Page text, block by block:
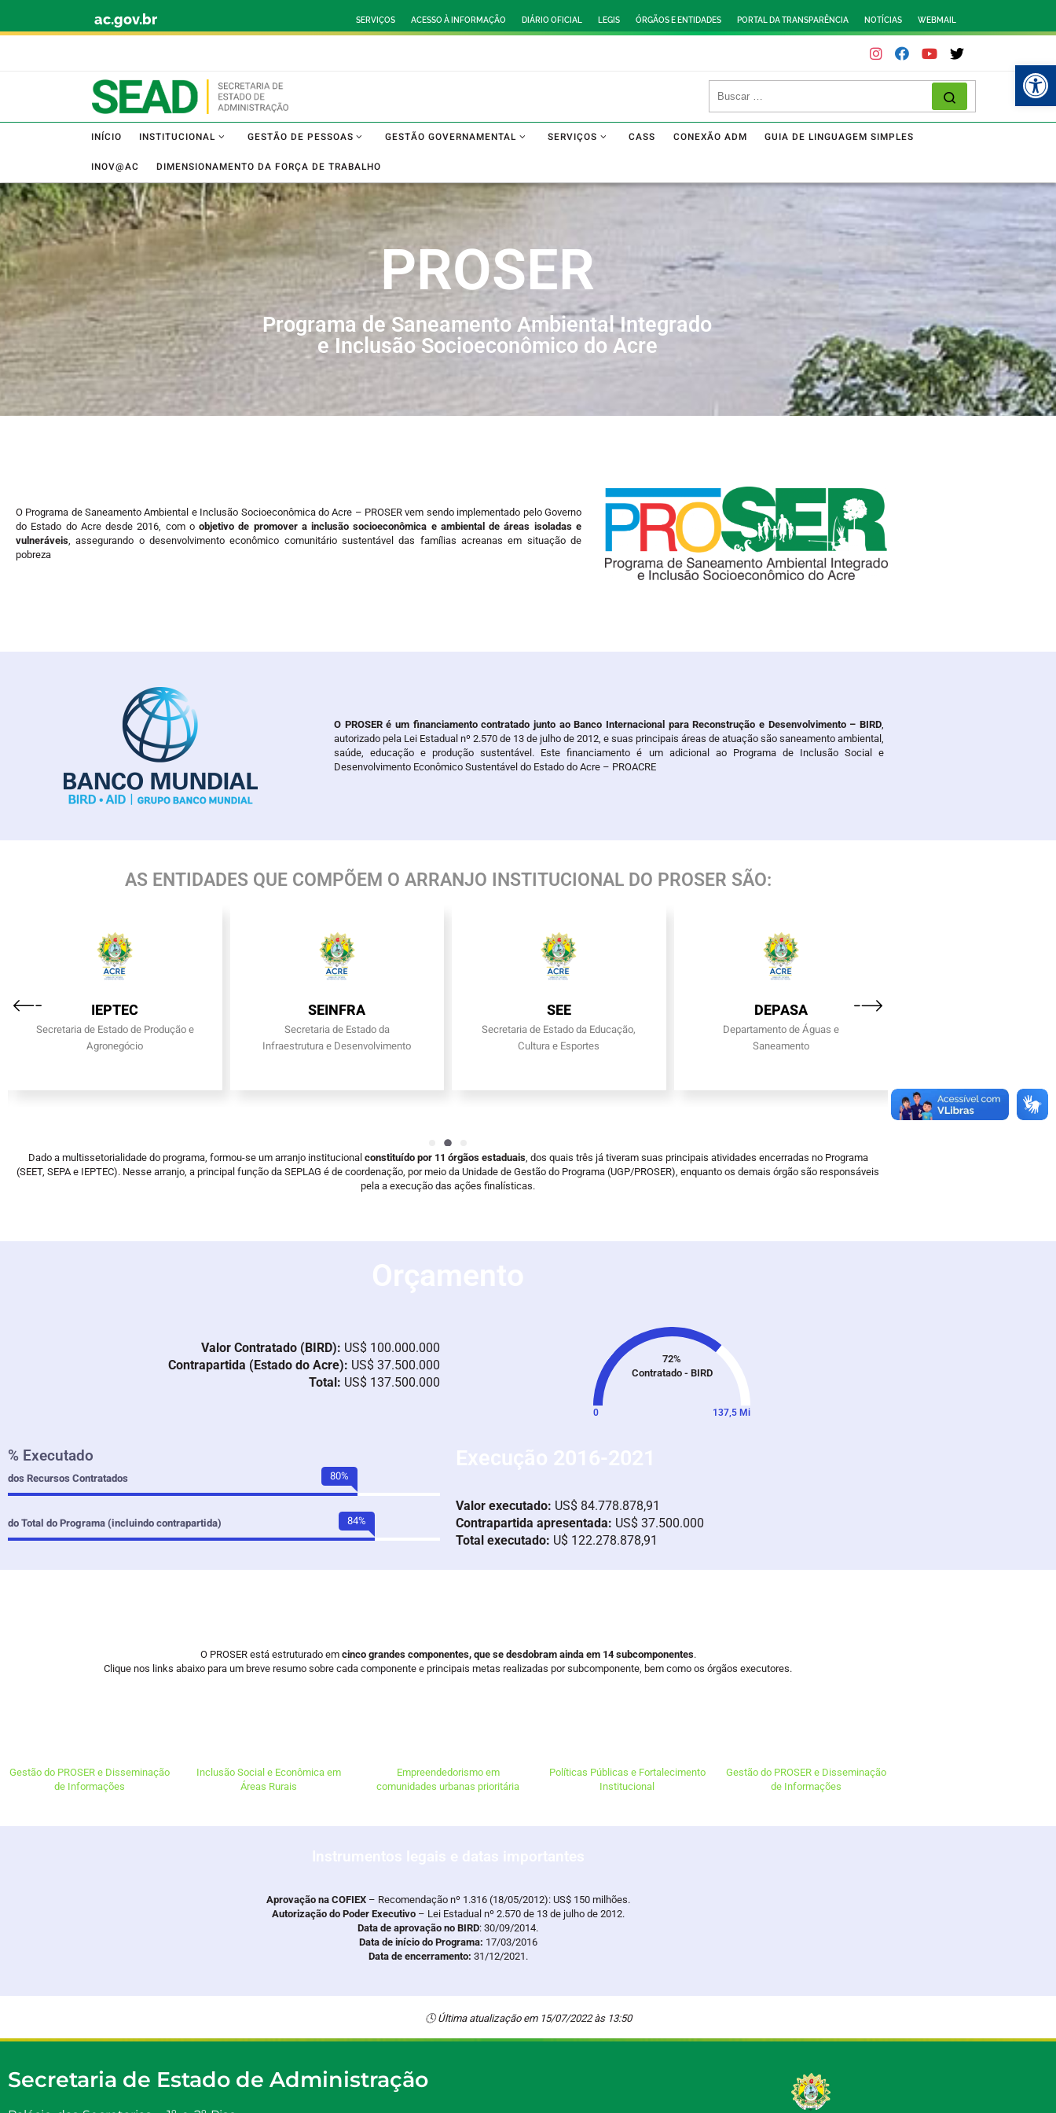
ac.gov.br SERVIÇOS ACESSO À INFORMAÇÃO DIÁRIO OFICIAL LEGIS ÓRGÃOS E ENTIDADES PORTAL DA TRANSPARÊNCIA NOTÍCIAS WEBMAIL
INÍCIO INSTITUCIONAL GESTÃO DE PESSOAS GESTÃO GOVERNAMENTAL SERVIÇOS CASS CONEXÃO ADM GUIA DE LINGUAGEM SIMPLES
INOV@AC DIMENSIONAMENTO DA FORÇA DE TRABALHO
PROSER
Programa de Saneamento Ambiental Integrado
e Inclusão Socioeconômico do Acre
O Programa de Saneamento Ambiental e Inclusão Socioeconômica do Acre – PROSER vem sendo implementado pelo Governo
do Estado do Acre desde 2016, com oobjetivo de promover a inclusão socioeconômica e ambiental de áreas isoladas e
vulneráveis , assegurando o desenvolvimento econômico comunitário sustentável das famílias acreanas em situação de
pobreza
O PROSER é um financiamento contratado junto ao Banco Internacional para Reconstrução e Desenvolvimento – BIRD,
autorizado pela Lei Estadual nº 2.570 de 13 de julho de 2012, e suas principais áreas de atuação são saneamento ambiental,
saúde, educação e produção sustentável. Este financiamento é um adicional ao Programa de Inclusão Social e
Desenvolvimento Econômico Sustentável do Estado do Acre – PROACRE
AS ENTIDADES QUE COMPÕEM O ARRANJO INSTITUCIONAL DO PROSER SÃO:
IEPTEC
Secretaria de Estado de Produção e
Agronegócio
SEINFRA
Secretaria de Estado da
Infraestrutura e Desenvolvimento
SEE
Secretaria de Estado da Educação,
Cultura e Esportes
DEPASA
Departamento de Águas e
Saneamento
Dado a multissetorialidade do programa, formou-se um arranjo institucional constituído por 11 órgãos estaduais, dos quais três já tiveram suas principais atividades encerradas no Programa
(SEET, SEPA e IEPTEC). Nesse arranjo, a principal função da SEPLAG é de coordenação, por meio da Unidade de Gestão do Programa (UGP/PROSER), enquanto os demais órgão são responsáveis
pela a execução das ações finalísticas.
Valor Contratado (BIRD): US$ 100.000.000
Contrapartida (Estado do Acre): US$ 37.500.000
Total: US$ 137.500.000
Contratado - BIRD
72%
0 137,5 Mi
% Executado
dos Recursos Contratados 84.8
do Total do Programa (incluindo contrapartida) 88.9
Valor executado: US$ 84.778.878,91
Contrapartida apresentada: US$ 37.500.000
Total executado: U$ 122.278.878,91
O PROSER está estruturado em cinco grandes componentes, que se desdobram ainda em 14 subcomponentes.
Clique nos links abaixo para um breve resumo sobre cada componente e principais metas realizadas por subcomponente, bem como os órgãos executores.
Gestão do PROSER e Disseminação
de Informações
Inclusão Social e Econômica em
Áreas Rurais
Empreendedorismo em
comunidades urbanas prioritária
Políticas Públicas e Fortalecimento
Institucional
Gestão do PROSER e Disseminação
de Informações
Aprovação na COFIEX– Recomendação nº 1.316 (18/05/2012): US$ 150 milhões.
Autorização do Poder Executivo– Lei Estadual nº 2.570 de 13 de julho de 2012.
Data de aprovação no BIRD: 30/09/2014.
Data de início do Programa: 17/03/2016
Data de encerramento: 31/12/2021.
🕓 Última atualização em 15/07/2022 às 13:50
Secretaria de Estado de Administração